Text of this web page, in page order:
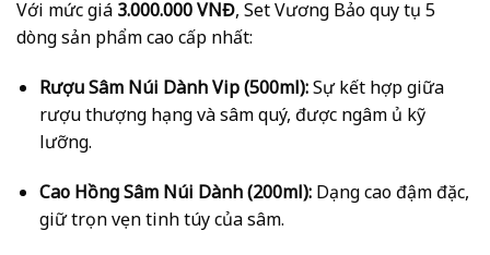
Với mức giá 3.000.000 VNĐ, Set Vương Bảo quy tụ 5
dòng sản phẩm cao cấp nhất:
Rượu Sâm Núi Dành Vip (500ml):Sự kết hợp giữa
rượu thượng hạng và sâm quý, được ngâm ủ kỹ
lưỡng.
Cao Hồng Sâm Núi Dành (200ml):Dạng cao đậm đặc,
giữ trọn vẹn tinh túy của sâm.